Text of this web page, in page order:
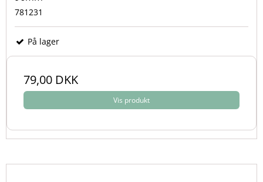
781231
På lager
79,00 DKK
Vis produkt